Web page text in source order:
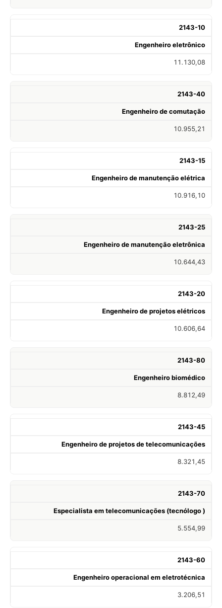
2143-10
Engenheiro eletrônico
11.130,08
2143-40
Engenheiro de comutação
10.955,21
2143-15
Engenheiro de manutenção elétrica
10.916,10
2143-25
Engenheiro de manutenção eletrônica
10.644,43
2143-20
Engenheiro de projetos elétricos
10.606,64
2143-80
Engenheiro biomédico
8.812,49
2143-45
Engenheiro de projetos de telecomunicações
8.321,45
2143-70
Especialista em telecomunicações (tecnólogo )
5.554,99
2143-60
Engenheiro operacional em eletrotécnica
3.206,51